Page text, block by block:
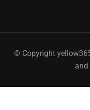
© Copyright
and